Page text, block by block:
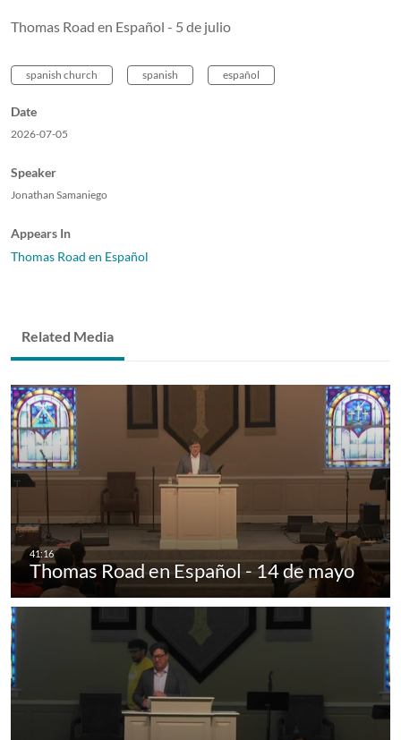
Thomas Road en Español - 5 de julio
spanish church spanish español
Date
2026-07-05
Speaker
Jonathan Samaniego
Appears In
Thomas Road en Español
Related Media
Thomas Road en Español - 14 de mayo